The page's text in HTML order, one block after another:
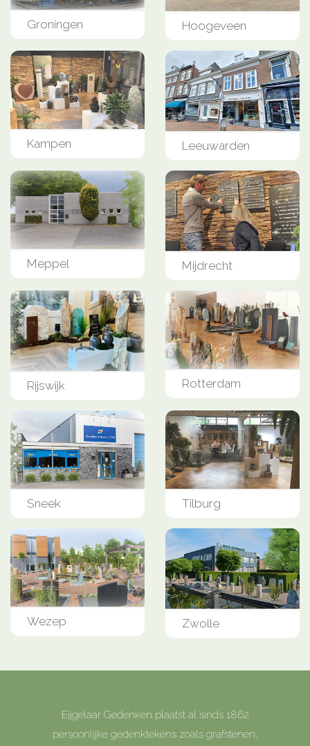
Groningen Hoogeveen
Kampen Leeuwarden
Meppel Mijdrecht
Rijswijk Rotterdam
Sneek Tilburg
Wezep Zwolle
Eijgelaar Gedenken plaatst al sinds 1862
persoonlijke gedenktekens zoals grafstenen,